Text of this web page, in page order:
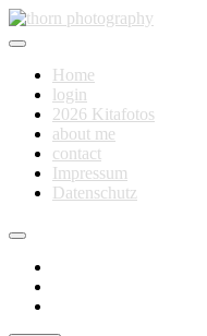
Skip
to
thorn photography
Fotografie für Dich
Home
login
2026 Kitafotos
about me
contact
Impressum
Datenschutz